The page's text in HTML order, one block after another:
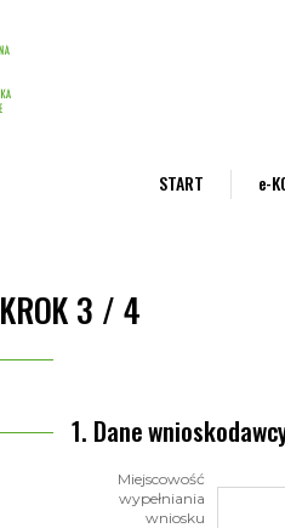
START e-
KROK 3 / 4
Dane
Miejscowość
wypełniania
wniosku